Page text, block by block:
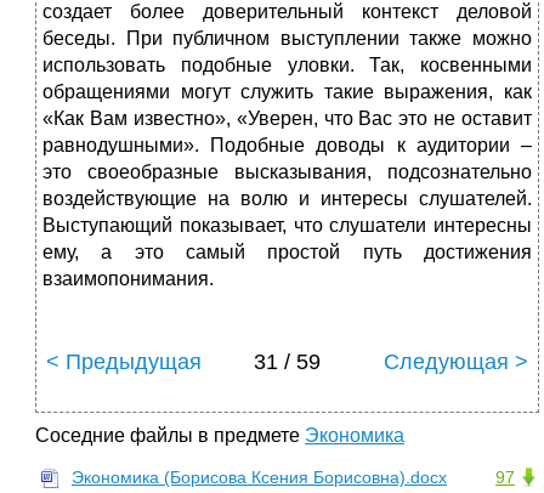
создает более доверительный контекст деловой
беседы. При публичном выступлении также можно
использовать подобные уловки. Так, косвенными
обращениями могут служить такие выражения, как
«Как Вам известно», «Уверен, что Вас это не оставит
равнодушными». Подобные доводы к аудитории –
это своеобразные высказывания, подсознательно
воздействующие на волю и интересы слушателей.
Выступающий показывает, что слушатели интересны
ему, а это самый простой путь достижения
взаимопонимания.
< Предыдущая 31 / 59 Следующая >
Соседние файлы в предмете Экономика
97
Экономика (Борисова Ксения Борисовна).docx